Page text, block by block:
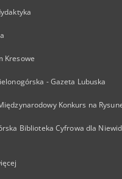
Kresowe
- Gazeta Lubuska
Konkurs na
Biblioteka Cyfrowa dla